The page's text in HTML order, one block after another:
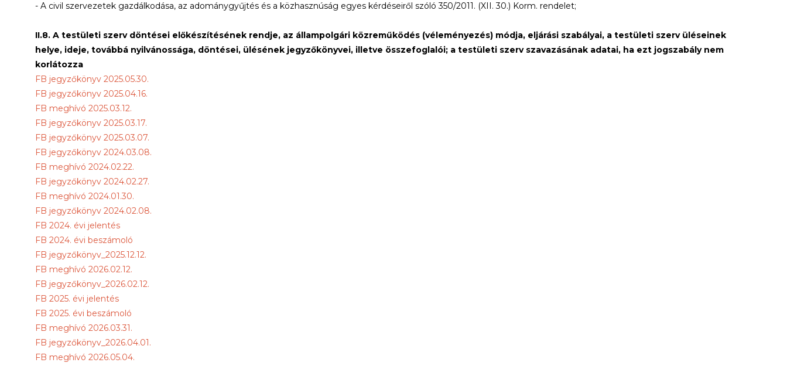
- A civil szervezetek gazdálkodása, az adománygyűjtés és a közhasznúság egyes kérdéseiről szóló 350/2011. (XII. 30.) Korm. rendelet;
II.8. A testületi szerv döntései előkészítésének rendje, az állampolgári közreműködés (véleményezés) módja, eljárási szabályai, a testületi szerv üléseinek
helye, ideje, továbbá nyilvánossága, döntései, ülésének jegyzőkönyvei, illetve összefoglalói; a testületi szerv szavazásának adatai, ha ezt jogszabály nem
korlátozza
FB jegyzőkönyv 2025.05.30.
FB jegyzőkönyv 2025.04.16.
FB meghívó 2025.03.12.
FB jegyzőkönyv 2025.03.17.
FB jegyzőkönyv 2025.03.07.
FB jegyzőkönyv 2024.03.08.
FB meghívó 2024.02.22.
FB jegyzőkönyv 2024.02.27.
FB meghívó 2024.01.30.
FB jegyzőkönyv 2024.02.08.
FB 2024. évi jelentés
FB 2024. évi beszámoló
FB jegyzőkönyv_2025.12.12.
FB meghívó 2026.02.12.
FB jegyzőkönyv_2026.02.12.
FB 2025. évi jelentés
FB 2025. évi beszámoló
FB meghívó 2026.03.31.
FB jegyzőkönyv_2026.04.01.
FB meghívó 2026.05.04.